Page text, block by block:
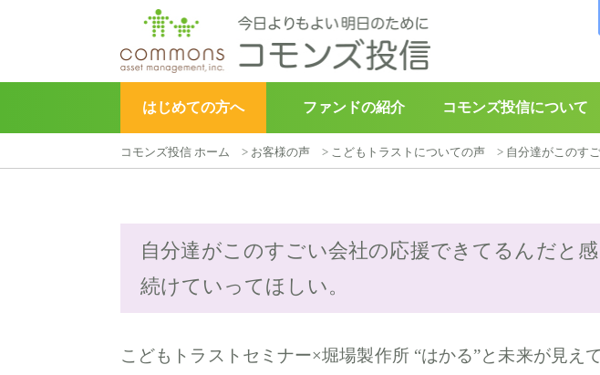
はじめての方へ ファンドの紹介 コモンズ投信について
▶︎ こどもトラスト ▶︎ コモンズBABY
コモンズ投信 ホーム > お客様の声 > こどもトラストについての声 > 自分達がこのす
自分達がこのすごい会社の応援できてるんだと
続けていってほしい。
こどもトラストセミナー×堀場製作所 “はかる”と未来が見え